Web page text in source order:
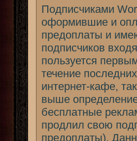
Подписчиками
оформившие и
предоплаты и
подписчиков
пользуется
течение
интернет-кафе,
выше
бесплатные
продлил свою
предоплаты).